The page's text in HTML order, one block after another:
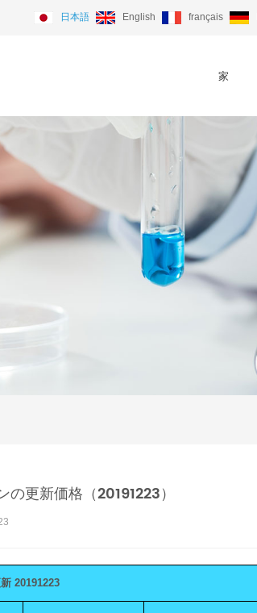
日本語 English français
家
の更新価格（20191223）
20191223